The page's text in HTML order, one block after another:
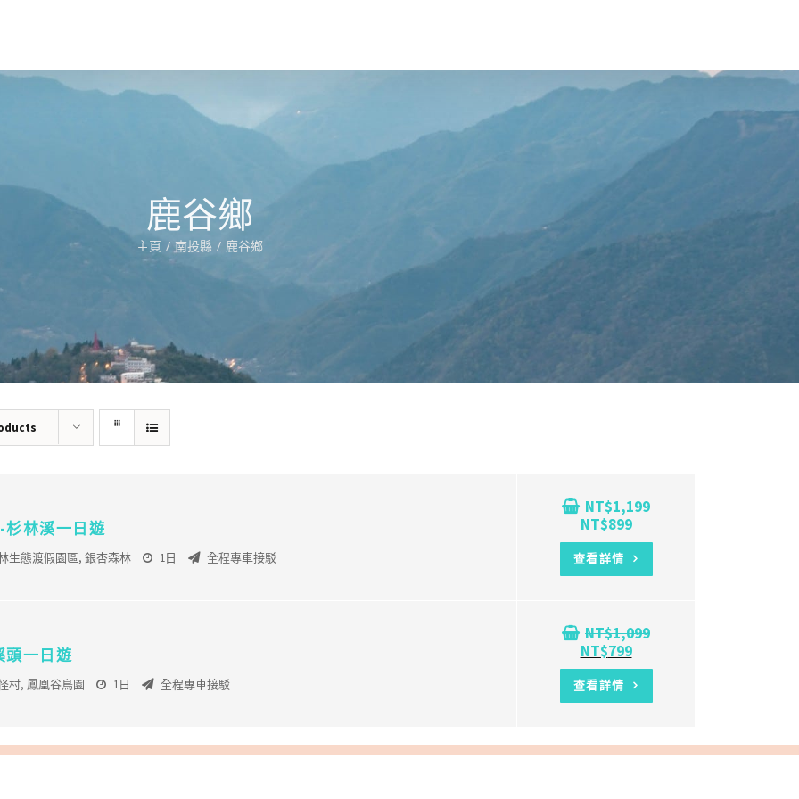
鹿谷鄉
主頁 南投縣 鹿谷鄉
杉林溪一日遊
生態渡假園區, 銀杏森林 1日 全程專車接駁
NT$1,199
NT$899
查看詳情
頭一日遊
村, 鳳凰谷鳥園 1日 全程專車接駁
NT$1,099
NT$799
查看詳情